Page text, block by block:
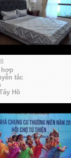
hợp
tắc
Hồ